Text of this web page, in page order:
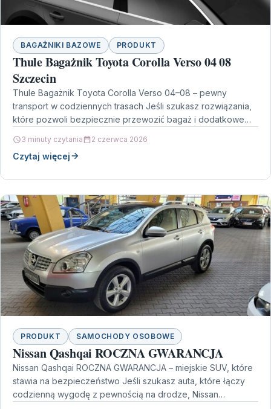
BAGAŻNIKI BAZOWE PRODUKT
Thule Bagażnik Toyota Corolla Verso 04 08
Szczecin
Thule Bagażnik Toyota Corolla Verso 04–08 – pewny
transport w codziennych trasach Jeśli szukasz rozwiązania,
które pozwoli bezpiecznie przewozić bagaż i dodatkowe
3 minuty czytania 2 czerwca 2026
Czytaj więcej
PRODUKT SAMOCHODY OSOBOWE
Nissan Qashqai ROCZNA GWARANCJA
Nissan Qashqai ROCZNA GWARANCJA – miejskie SUV, które
stawia na bezpieczeństwo Jeśli szukasz auta, które łączy
codzienną wygodę z pewnością na drodze, Nissan